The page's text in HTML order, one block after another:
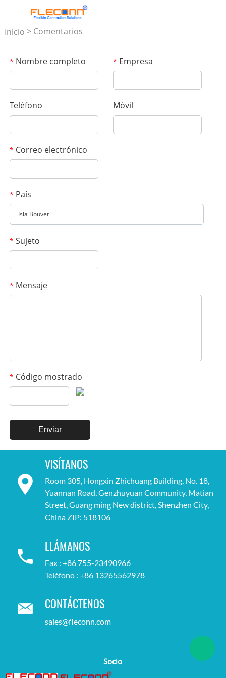
Inicio > Comentarios
* Nombre completo * Empresa
Teléfono Móvil
* Correo electrónico
* País
Isla Bouvet
* Sujeto
* Mensaje
* Código mostrado
VISÍTANOS
Room 305, Hongxin Zhichuang Building, No. 18,
Yuannan Road, Genzhuyuan Community, Matian
Street, Guang ming New district, Shenzhen City,
China ZIP: 518106
LLÁMANOS
Fax : +86 755-23490966
Teléfono : +86 13265562978
CONTÁCTENOS
sales@fleconn.com
Socio